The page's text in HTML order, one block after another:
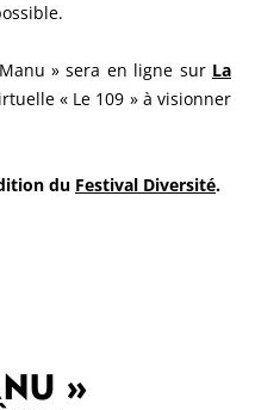
» sera en ligne sur La
« Le 109 » à visionner
du Festival Diversité.
»